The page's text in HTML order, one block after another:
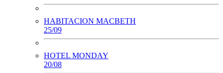
HABITACION MACBETH
25/09
HOTEL MONDAY
20/08